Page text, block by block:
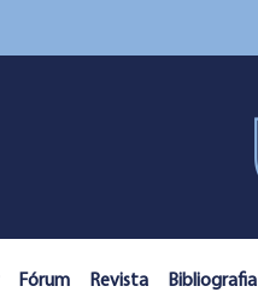
Fórum Revista Bibliografia